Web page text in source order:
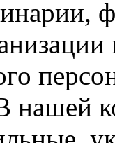
нашей